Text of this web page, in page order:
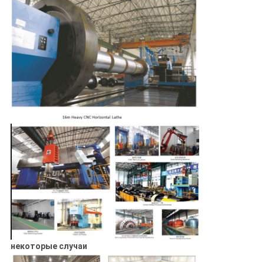
некоторые случаи